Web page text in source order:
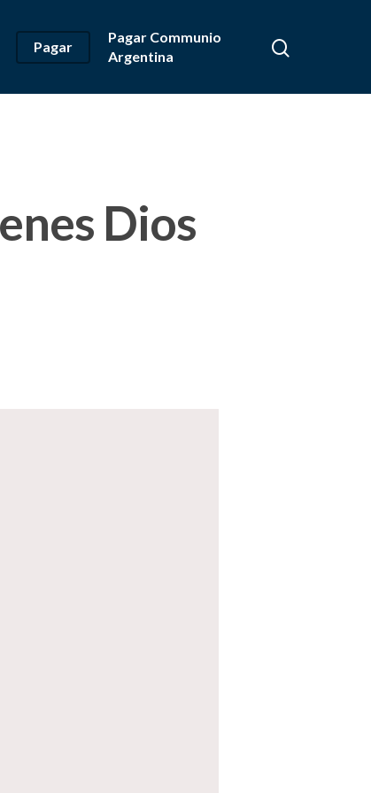
Pagar
Pagar Communio
Argentina
Dios